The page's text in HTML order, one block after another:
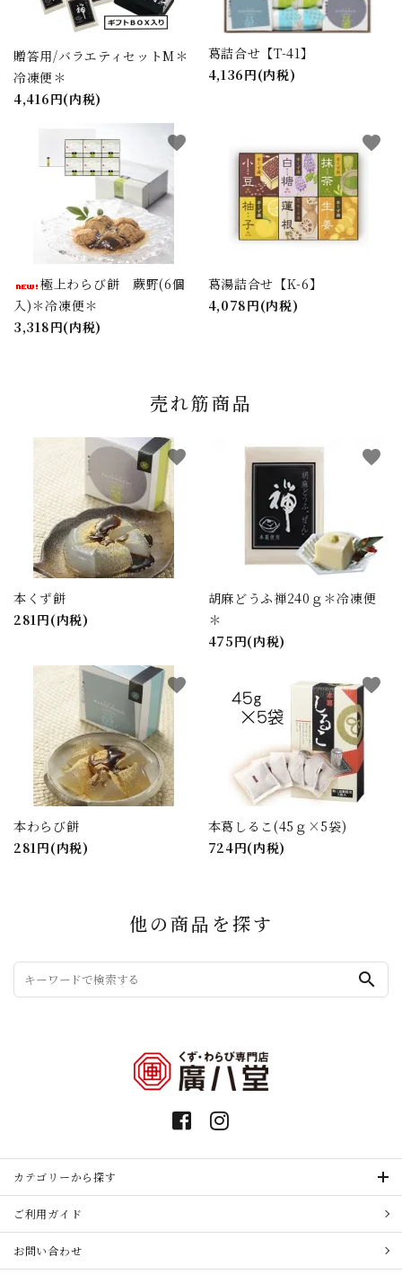
贈答用/バラエティセットM＊
冷凍便＊
4,416円(内税)
葛詰合せ【T-41】
4,136円(内税)
極上わらび餅 蕨野(6個
入)＊冷凍便＊
3,318円(内税)
favorite
葛湯詰合せ【K-6】
4,078円(内税)
favorite
売れ筋商品
本くず餅
281円(内税)
favorite
胡麻どうふ禅240ｇ＊冷凍便
＊
475円(内税)
favorite
本わらび餅
281円(内税)
favorite
本葛しるこ(45ｇ×5袋)
724円(内税)
favorite
他の商品を探す
search
カテゴリーから探す
ご利用ガイド
お問い合わせ